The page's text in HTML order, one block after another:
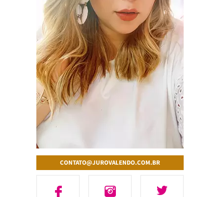
CONTATO@JUROVALENDO.COM.BR